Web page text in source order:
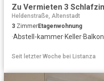
Heldenstraße, Altenstadt
3 ZimmerEtagenwohnung
·Abstell-kammer·Keller·Balkon
Seit letzter Woche bei Listanza